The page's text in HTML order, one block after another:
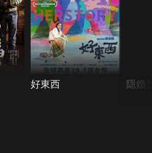
好東西 隱婚